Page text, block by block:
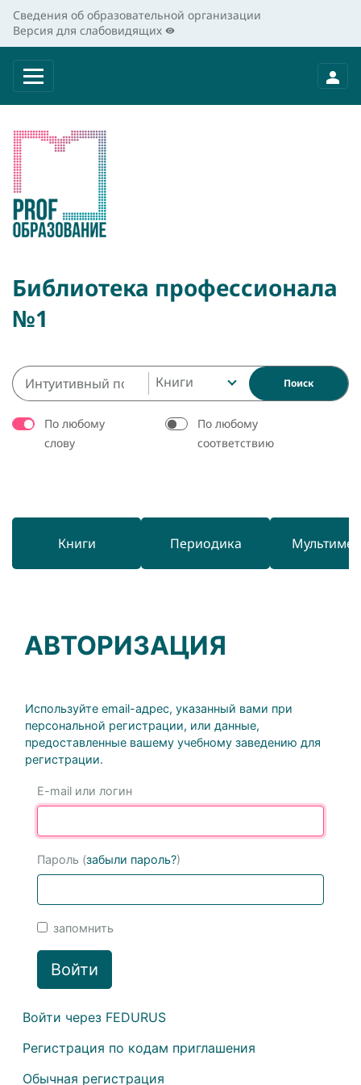
Сведения об образовательной организации
Версия для слабовидящих
Библиотека профессионала
№1
Книги Поиск
По любому
слову
По любому
соответствию
Книги Периодика
АВТОРИЗАЦИЯ
Используйте email-адрес, указанный вами при
персональной регистрации, или данные,
предоставленные вашему учебному заведению для
регистрации.
E-mail или логин
Пароль (забыли пароль?)
запомнить
Войти
Войти через FEDURUS
Регистрация по кодам приглашения
Обычная регистрация